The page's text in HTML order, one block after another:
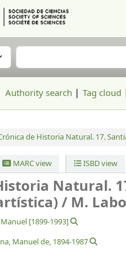
by:Search the catalog
Authority search Tag cloud
de Historia Natural. 17.
MARC view ISBD view
Natural.
/ M.
[1899-1993]
Manuel de, 1894-1987